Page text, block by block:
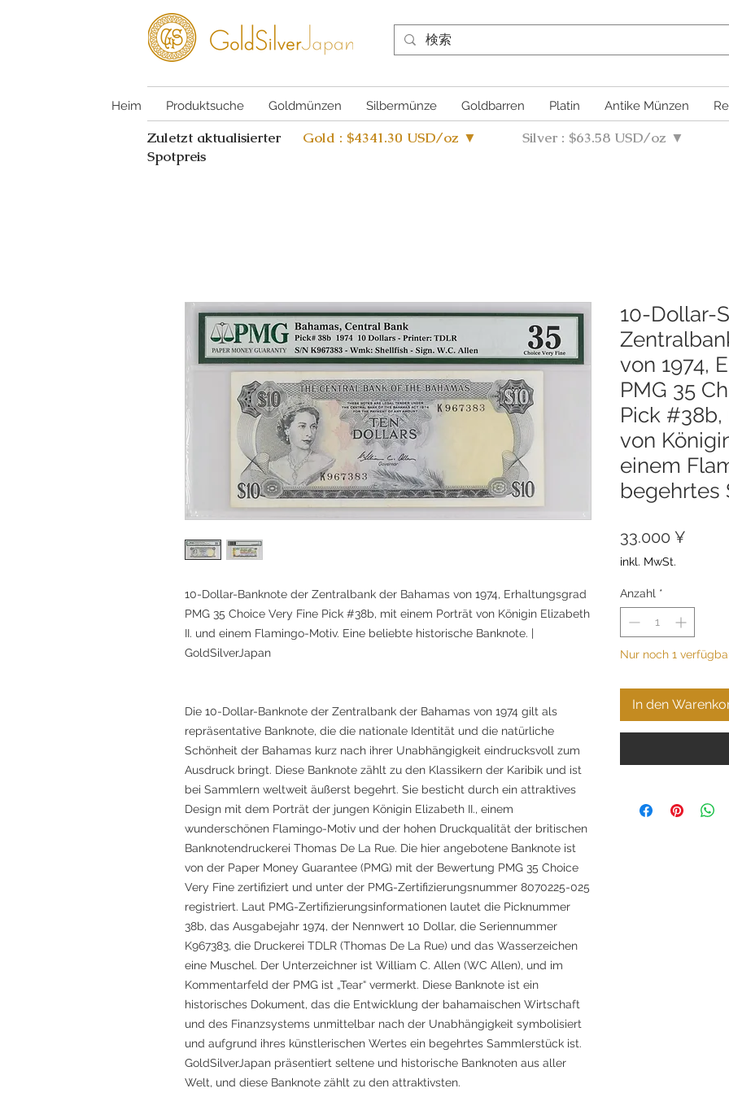
Heim Produktsuche Goldmünzen Silbermünze Goldbarren Platin Antike Münzen
Zuletzt aktualisierter
Spotpreis
Gold : $4341.30 USD/oz ▼ Silver : $63.58 USD/oz ▼
10-Dollar-Banknote der Zentralbank der Bahamas von 1974, Erhaltungsgrad
PMG 35 Choice Very Fine Pick #38b, mit einem Porträt von Königin Elizabeth
II. und einem Flamingo-Motiv. Eine beliebte historische Banknote. |
GoldSilverJapan
Die 10-Dollar-Banknote der Zentralbank der Bahamas von 1974 gilt als
repräsentative Banknote, die die nationale Identität und die natürliche
Schönheit der Bahamas kurz nach ihrer Unabhängigkeit eindrucksvoll zum
Ausdruck bringt. Diese Banknote zählt zu den Klassikern der Karibik und ist
bei Sammlern weltweit äußerst begehrt. Sie besticht durch ein attraktives
Design mit dem Porträt der jungen Königin Elizabeth II., einem
wunderschönen Flamingo-Motiv und der hohen Druckqualität der britischen
Banknotendruckerei Thomas De La Rue. Die hier angebotene Banknote ist
von der Paper Money Guarantee (PMG) mit der Bewertung PMG 35 Choice
Very Fine zertifiziert und unter der PMG-Zertifizierungsnummer 8070225-025
registriert. Laut PMG-Zertifizierungsinformationen lautet die Picknummer
38b, das Ausgabejahr 1974, der Nennwert 10 Dollar, die Seriennummer
K967383, die Druckerei TDLR (Thomas De La Rue) und das Wasserzeichen
eine Muschel. Der Unterzeichner ist William C. Allen (WC Allen), und im
Kommentarfeld der PMG ist „Tear“ vermerkt. Diese Banknote ist ein
historisches Dokument, das die Entwicklung der bahamaischen Wirtschaft
und des Finanzsystems unmittelbar nach der Unabhängigkeit symbolisiert
und aufgrund ihres künstlerischen Wertes ein begehrtes Sammlerstück ist.
GoldSilverJapan präsentiert seltene und historische Banknoten aus aller
Welt, und diese Banknote zählt zu den attraktivsten.
10-Dollar-
von 1974,
PMG 35
Pick
von
einem
begehrtes
33.000 ¥
inkl. MwSt.
Anzahl *
Nur noch 1
In den